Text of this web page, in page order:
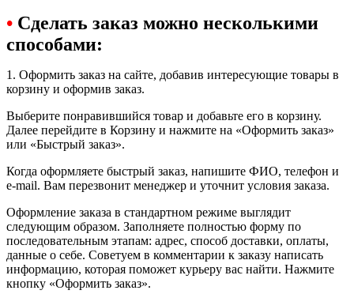
• Сделать заказ можно несколькими
способами:
1. Оформить заказ на сайте, добавив интересующие товары в
корзину и оформив заказ.
Выберите понравившийся товар и добавьте его в корзину.
Далее перейдите в Корзину и нажмите на «Оформить заказ»
или «Быстрый заказ».
Когда оформляете быстрый заказ, напишите ФИО, телефон и
e-mail. Вам перезвонит менеджер и уточнит условия заказа.
Оформление заказа в стандартном режиме выглядит
следующим образом. Заполняете полностью форму по
последовательным этапам: адрес, способ доставки, оплаты,
данные о себе. Советуем в комментарии к заказу написать
информацию, которая поможет курьеру вас найти. Нажмите
кнопку «Оформить заказ».